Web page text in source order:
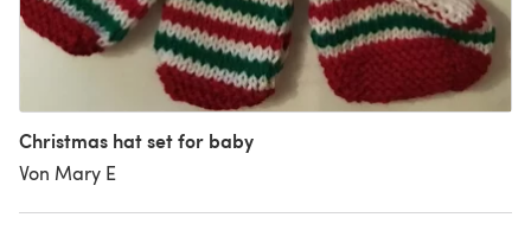
Christmas hat set for baby
Von Mary E